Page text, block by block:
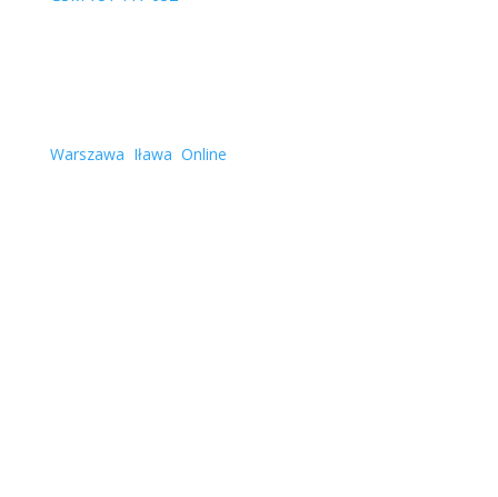
Warszawa Iława Online